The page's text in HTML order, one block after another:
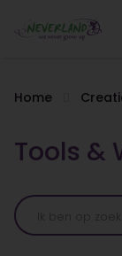
Home
Tools &